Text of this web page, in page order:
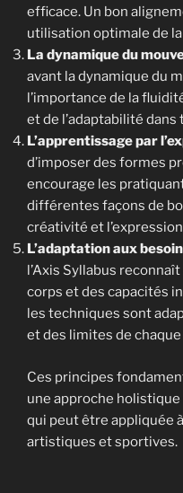
efficace. Un bon
utilisation optimale de
La dynamique du
avant la dynamique du
l’importance de la
et de l’adaptabilité
L’apprentissage par
d’imposer des formes
encourage les
différentes façons de
créativité et
L’adaptation aux
l’Axis Syllabus
corps et des capacités
les techniques sont
et des limites de
Ces principes
une approche
qui peut être appliquée
artistiques et sportives.